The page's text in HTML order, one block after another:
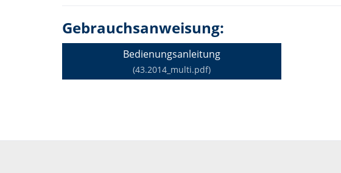
Gebrauchsanweisung:
Bedienungsanleitung
(43.2014_multi.pdf)